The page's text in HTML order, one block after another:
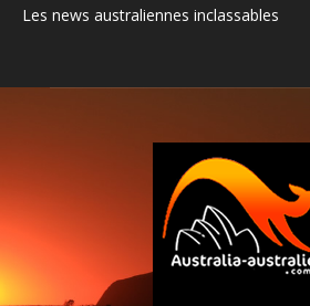
Les news australiennes inclassables